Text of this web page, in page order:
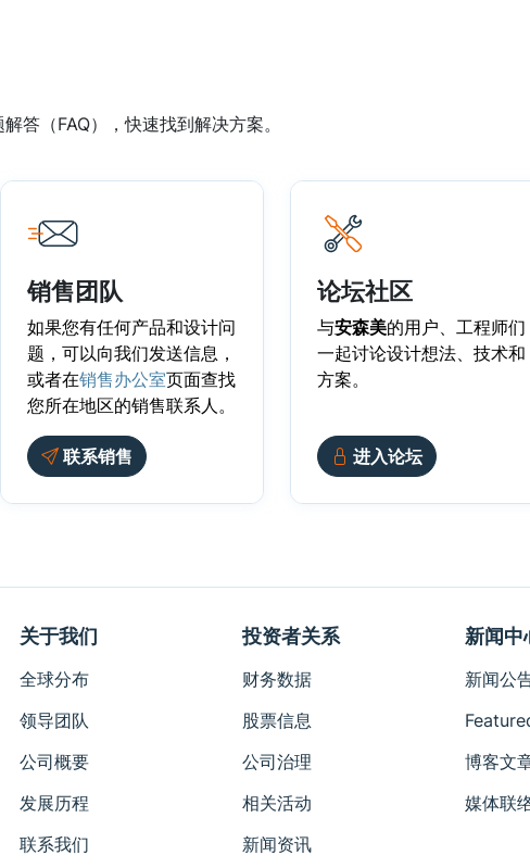
答（FAQ），快速找到解决方案。
销售团队
如果您有任何产品和设计问
题，可以向我们发送信息，
或者在销售办公室页面查找
您所在地区的销售联系人。
联系销售
论坛社区
与安森美的用户、工程师们
一起讨论设计想法、技术和
方案。
进入论坛
关于我们
全球分布
领导团队
公司概要
发展历程
联系我们
投资者关系
财务数据
股票信息
公司治理
相关活动
新闻资讯
新闻中
新闻公
博客文
媒体联